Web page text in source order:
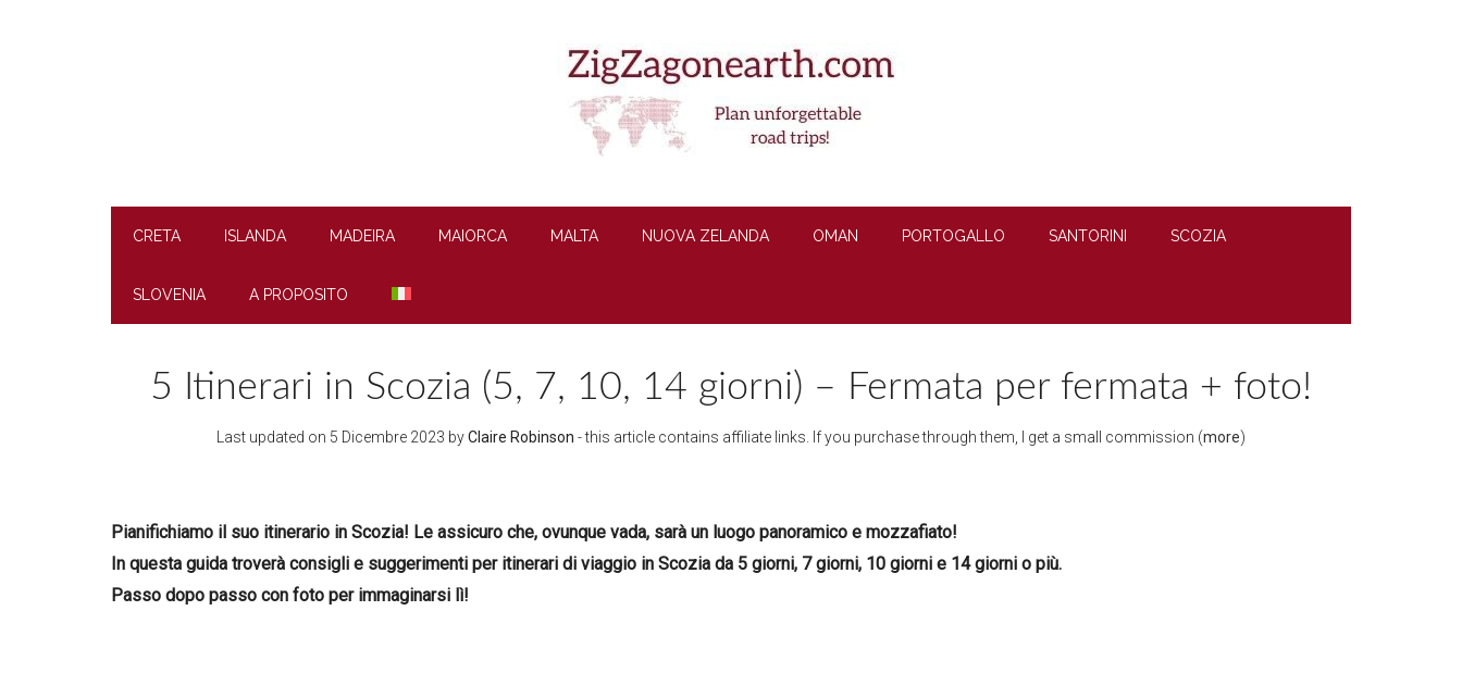
CRETA ISLANDA MADEIRA MAIORCA MALTA NUOVA ZELANDA OMAN PORTOGALLO SANTORINI SCOZIA
SLOVENIA A PROPOSITO
5 Itinerari in Scozia (5, 7, 10, 14 giorni) – Fermata per fermata + foto!
Last updated on 5 Dicembre 2023 byClaire Robinson - this article contains affiliate links. If you purchase through them, I get a small commission (more)
Pianifichiamo il suo itinerario in Scozia! Le assicuro che, ovunque vada, sarà un luogo panoramico e mozzafiato!
In questa guida troverà consigli e suggerimenti per itinerari di viaggio in Scozia da 5 giorni, 7 giorni, 10 giorni e 14 giorni o più.
Passo dopo passo con foto per immaginarsi lì!